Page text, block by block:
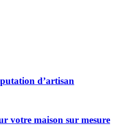
d’artisan
votre maison sur mesure